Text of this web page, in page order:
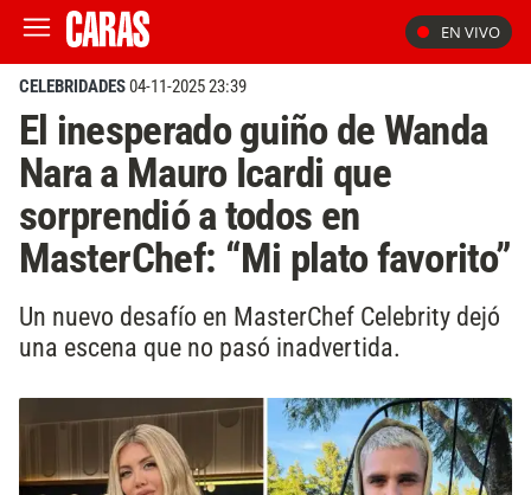
EN VIVO
CELEBRIDADES04-11-2025 23:39
El inesperado guiño de Wanda
Nara a Mauro Icardi que
sorprendió a todos en
MasterChef: “Mi plato favorito”
Un nuevo desafío en MasterChef Celebrity dejó
una escena que no pasó inadvertida.